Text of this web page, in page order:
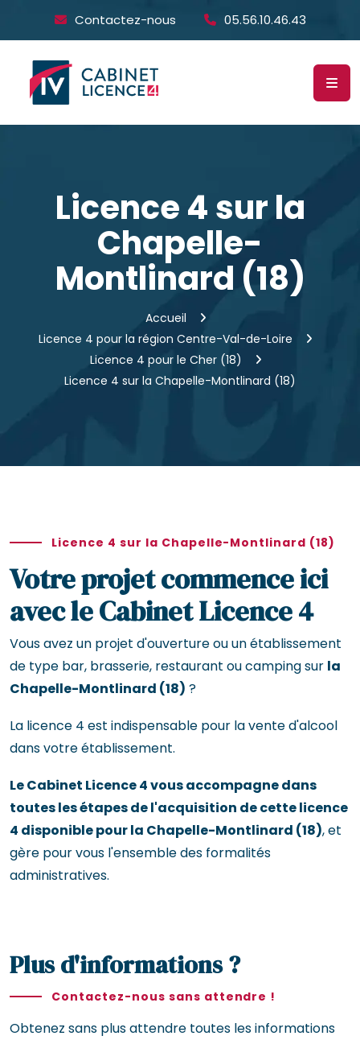
Contactez-nous 05.56.10.46.43
Licence 4 sur la
Chapelle-
Montlinard (18)
Accueil
Licence 4 pour la région Centre-Val-de-Loire
Licence 4 pour le Cher (18)
Licence 4 sur la Chapelle-Montlinard (18)
Licence 4 sur la Chapelle-Montlinard (18)
Votre projet commence ici
avec le Cabinet Licence 4
Vous avez un projet d'ouverture ou un établissement
de type bar, brasserie, restaurant ou camping sur la
Chapelle-Montlinard (18) ?
La licence 4 est indispensable pour la vente d'alcool
dans votre établissement.
Le Cabinet Licence 4 vous accompagne dans
toutes les étapes de l'acquisition de cette licence
4 disponible pour la Chapelle-Montlinard (18), et
gère pour vous l'ensemble des formalités
administratives.
Plus d'informations ?
Contactez-nous sans attendre !
Obtenez sans plus attendre toutes les informations